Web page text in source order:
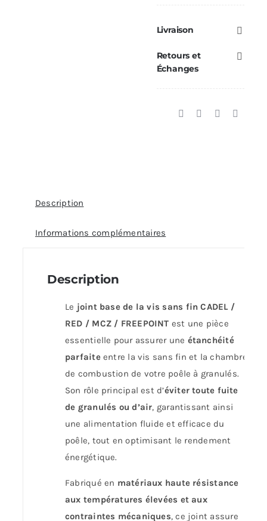
de
vis
CADEL
Livraison
Retours et
Échanges
Description
Informations complémentaires
Description
Le joint base de la vis sans fin CADEL /
RED / MCZ / FREEPOINT est une pièce
essentielle pour assurer une étanchéité
parfaiteentre la vis sans fin et la chambre
de combustion de votre poêle à granulés.
Son rôle principal est d’éviter toute fuite
de granulés ou d’air, garantissant ainsi
une alimentation fluide et efficace du
poêle, tout en optimisant le rendement
énergétique.
Fabriqué en matériaux haute résistance
aux températures élevées et aux
contraintes mécaniques, ce joint assure